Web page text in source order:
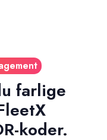
farlige
koder.